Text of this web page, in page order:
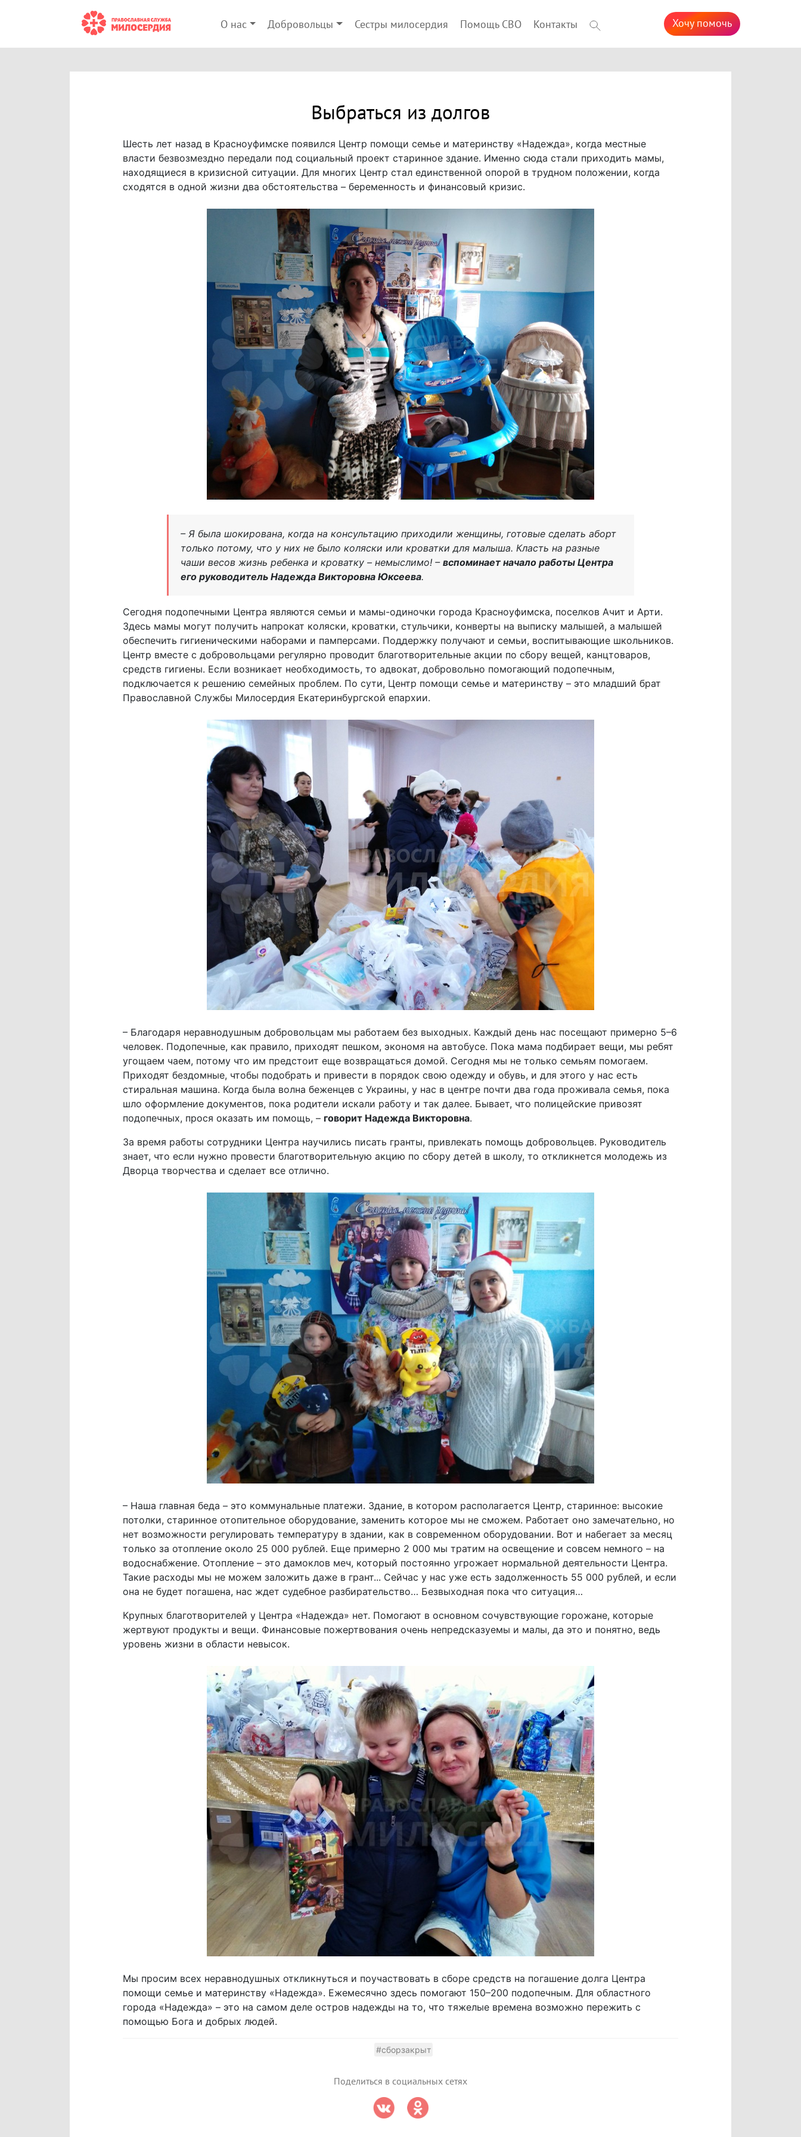
О нас Добровольцы Сестры милосердия Помощь СВО Контакты Хочу помочь
Выбраться из долгов
Шесть лет назад в Красноуфимске появился Центр помощи семье и материнству «Надежда», когда местные
власти безвозмездно передали под социальный проект старинное здание. Именно сюда стали приходить мамы,
находящиеся в кризисной ситуации. Для многих Центр стал единственной опорой в трудном положении, когда
сходятся в одной жизни два обстоятельства – беременность и финансовый кризис.
– Я была шокирована, когда на консультацию приходили женщины, готовые сделать аборт
только потому, что у них не было коляски или кроватки для малыша. Класть на разные
чаши весов жизнь ребенка и кроватку – немыслимо! –вспоминает начало работы Центра
его руководитель Надежда Викторовна Юксеева.
Сегодня подопечными Центра являются семьи и мамы-одиночки города Красноуфимска, поселков Ачит и Арти.
Здесь мамы могут получить напрокат коляски, кроватки, стульчики, конверты на выписку малышей, а малышей
обеспечить гигиеническими наборами и памперсами. Поддержку получают и семьи, воспитывающие школьников.
Центр вместе с добровольцами регулярно проводит благотворительные акции по сбору вещей, канцтоваров,
средств гигиены. Если возникает необходимость, то адвокат, добровольно помогающий подопечным,
подключается к решению семейных проблем. По сути, Центр помощи семье и материнству – это младший брат
Православной Службы Милосердия Екатеринбургской епархии.
– Благодаря неравнодушным добровольцам мы работаем без выходных. Каждый день нас посещают примерно 5–6
человек. Подопечные, как правило, приходят пешком, экономя на автобусе. Пока мама подбирает вещи, мы ребят
угощаем чаем, потому что им предстоит еще возвращаться домой. Сегодня мы не только семьям помогаем.
Приходят бездомные, чтобы подобрать и привести в порядок свою одежду и обувь, и для этого у нас есть
стиральная машина. Когда была волна беженцев с Украины, у нас в центре почти два года проживала семья, пока
шло оформление документов, пока родители искали работу и так далее. Бывает, что полицейские привозят
подопечных, прося оказать им помощь, – говорит Надежда Викторовна.
За время работы сотрудники Центра научились писать гранты, привлекать помощь добровольцев. Руководитель
знает, что если нужно провести благотворительную акцию по сбору детей в школу, то откликнется молодежь из
Дворца творчества и сделает все отлично.
– Наша главная беда – это коммунальные платежи. Здание, в котором располагается Центр, старинное: высокие
потолки, старинное отопительное оборудование, заменить которое мы не сможем. Работает оно замечательно, но
нет возможности регулировать температуру в здании, как в современном оборудовании. Вот и набегает за месяц
только за отопление около 25 000 рублей. Еще примерно 2 000 мы тратим на освещение и совсем немного – на
водоснабжение. Отопление – это дамоклов меч, который постоянно угрожает нормальной деятельности Центра.
Такие расходы мы не можем заложить даже в грант... Сейчас у нас уже есть задолженность 55 000 рублей, и если
она не будет погашена, нас ждет судебное разбирательство… Безвыходная пока что ситуация…
Крупных благотворителей у Центра «Надежда» нет. Помогают в основном сочувствующие горожане, которые
жертвуют продукты и вещи. Финансовые пожертвования очень непредсказуемы и малы, да это и понятно, ведь
уровень жизни в области невысок.
Мы просим всех неравнодушных откликнуться и поучаствовать в сборе средств на погашение долга Центра
помощи семье и материнству «Надежда». Ежемесячно здесь помогают 150–200 подопечным. Для областного
города «Надежда» – это на самом деле остров надежды на то, что тяжелые времена возможно пережить с
помощью Бога и добрых людей.
#сборзакрыт
Поделиться в социальных сетях